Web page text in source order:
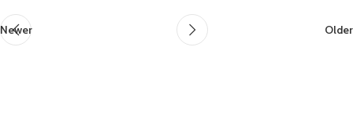
Newer Older